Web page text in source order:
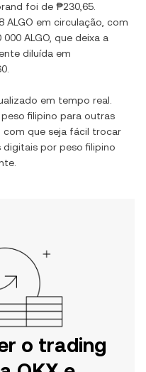
foi de ₱230,65
ALGO em circulação, com
000 ALGO , que deixa a
diluída em
em tempo real.
peso filipino para outras
que seja fácil trocar
digitais por peso filipino
o trading